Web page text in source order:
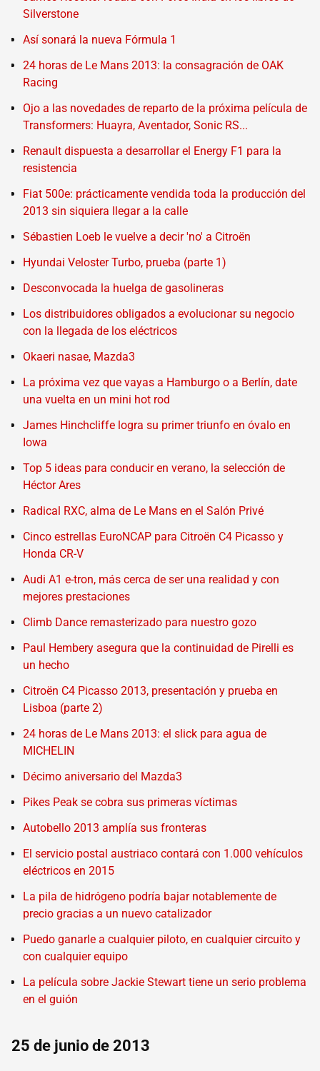
Silverstone
Así sonará la nueva Fórmula 1
24 horas de Le Mans 2013: la consagración de OAK
Racing
Ojo a las novedades de reparto de la próxima película de
Transformers: Huayra, Aventador, Sonic RS...
Renault dispuesta a desarrollar el Energy F1 para la
resistencia
Fiat 500e: prácticamente vendida toda la producción del
2013 sin siquiera llegar a la calle
Sébastien Loeb le vuelve a decir 'no' a Citroën
Hyundai Veloster Turbo, prueba (parte 1)
Desconvocada la huelga de gasolineras
Los distribuidores obligados a evolucionar su negocio
con la llegada de los eléctricos
Okaeri nasae, Mazda3
La próxima vez que vayas a Hamburgo o a Berlín, date
una vuelta en un mini hot rod
James Hinchcliffe logra su primer triunfo en óvalo en
Iowa
Top 5 ideas para conducir en verano, la selección de
Héctor Ares
Radical RXC, alma de Le Mans en el Salón Privé
Cinco estrellas EuroNCAP para Citroën C4 Picasso y
Honda CR-V
Audi A1 e-tron, más cerca de ser una realidad y con
mejores prestaciones
Climb Dance remasterizado para nuestro gozo
Paul Hembery asegura que la continuidad de Pirelli es
un hecho
Citroën C4 Picasso 2013, presentación y prueba en
Lisboa (parte 2)
24 horas de Le Mans 2013: el slick para agua de
MICHELIN
Décimo aniversario del Mazda3
Pikes Peak se cobra sus primeras víctimas
Autobello 2013 amplía sus fronteras
El servicio postal austriaco contará con 1.000 vehículos
eléctricos en 2015
La pila de hidrógeno podría bajar notablemente de
precio gracias a un nuevo catalizador
Puedo ganarle a cualquier piloto, en cualquier circuito y
con cualquier equipo
La película sobre Jackie Stewart tiene un serio problema
en el guión
25 de junio de 2013